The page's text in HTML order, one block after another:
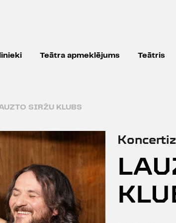
Teātra apmeklējums Teātris
SIRŽU KLUBS